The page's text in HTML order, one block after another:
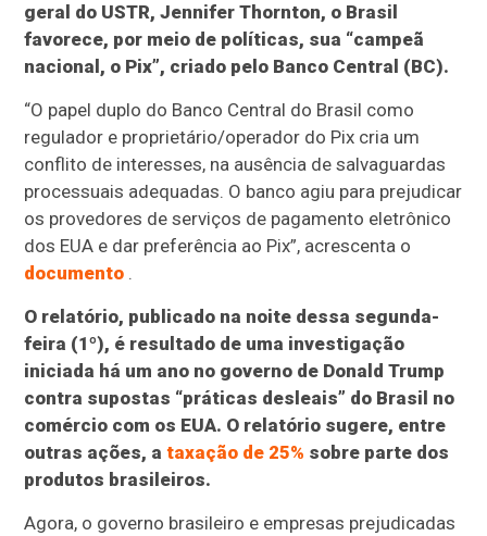
geral do USTR, Jennifer Thornton, o Brasil
favorece, por meio de políticas, sua “campeã
nacional, o Pix”, criado pelo Banco Central (BC).
“O papel duplo do Banco Central do Brasil como
regulador e proprietário/operador do Pix cria um
conflito de interesses, na ausência de salvaguardas
processuais adequadas. O banco agiu para prejudicar
os provedores de serviços de pagamento eletrônico
dos EUA e dar preferência ao Pix”, acrescenta o
documento .
O relatório, publicado na noite dessa segunda-
feira (1º), é resultado de uma investigação
iniciada há um ano no governo de Donald Trump
contra supostas “práticas desleais” do Brasil no
comércio com os EUA. O relatório sugere, entre
outras ações, ataxação de 25% sobre parte dos
produtos brasileiros.
Agora, o governo brasileiro e empresas prejudicadas